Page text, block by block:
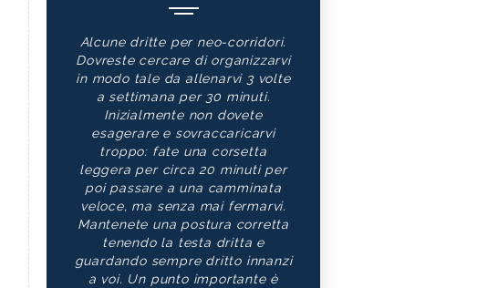
Alcune dritte per neo-corridori.
Dovreste cercare di organizzarvi
in modo tale da allenarvi 3 volte
a settimana per 30 minuti.
Inizialmente non dovete
esagerare e sovraccaricarvi
troppo: fate una corsetta
leggera per circa 20 minuti per
poi passare a una camminata
veloce, ma senza mai fermarvi.
Mantenete una postura corretta
tenendo la testa dritta e
guardando sempre dritto innanzi
a voi. Un punto importante è